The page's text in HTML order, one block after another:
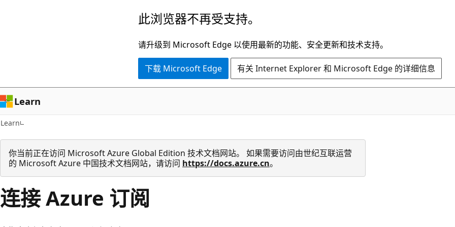
容
此浏览器不再受支持。
请升级到 Microsoft Edge 以使用最新的功能、安全更新和技术支持。
下载 Microsoft Edge 有关 Internet Explorer 和 Microsoft Edge 的详细信息
Learn
Learn
你当前正在访问 Microsoft Azure Global Edition 技术文档网站。 如果需要访问由世纪互联运营
的 Microsoft Azure 中国技术文档网站，请访问 https://docs.azure.cn。
连接 Azure 订阅